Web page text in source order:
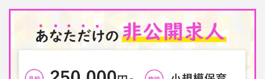
・定期健康診断（初回雇い入れ時健診は一部補助あり）
・産休育休取得実績あり
・オンライン研修サービス（ｅラーニング）
・福利厚生サービス「ベネフィット・ステーション」利
用可（※レジャー、お買い物等の待遇割引等）